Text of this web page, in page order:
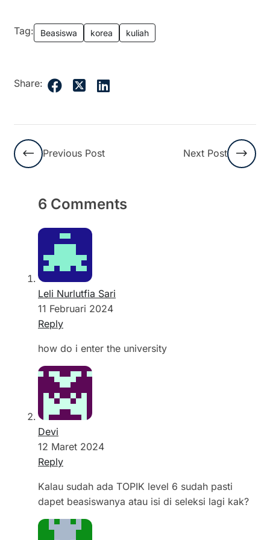
Tag: Beasiswa korea kuliah
Share:
Previous Post Next Post
6 Comments
Leli Nurlutfia Sari
11 Februari 2024
Reply
how do i enter the university
Devi
12 Maret 2024
Reply
Kalau sudah ada TOPIK level 6 sudah pasti
dapet beasiswanya atau isi di seleksi lagi kak?